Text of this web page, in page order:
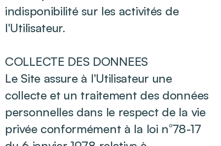
indisponibilité sur les activités de
l'Utilisateur.
COLLECTE DES DONNEES
Le Site assure à l'Utilisateur une
collecte et un traitement des données
personnelles dans le respect de la vie
privée conformément à la loi n°78-17